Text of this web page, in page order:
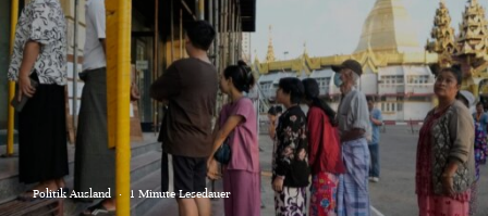
Politik Ausland · 1 Minute Lesedauer